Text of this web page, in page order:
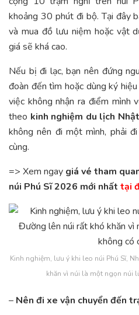
khoảng 30 phút đi bộ. Tại đây
và mua đồ lưu niệm hoặc vật
giá sẽ khá cao.
Nếu bị đi lạc, bạn nên đứng
đoàn đến tìm hoặc dùng ký
việc không nhận ra điểm mình
theo kinh nghiệm du lịch
không nên đi một mình, phải
cùng.
=> Xem ngay giá vé tham
núi Phú Sĩ 2026 mới nhất tại
Kinh nghiệm, lưu ý khi leo núi Phú Sĩ,
khăn vì núi là một ngọn núi
– Nên đi xe vận chuyển đến